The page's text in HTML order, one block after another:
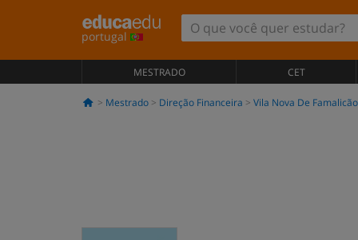
portugal
MESTRADO CET
Mestrado Direção Financeira Vila Nova De Famalicão